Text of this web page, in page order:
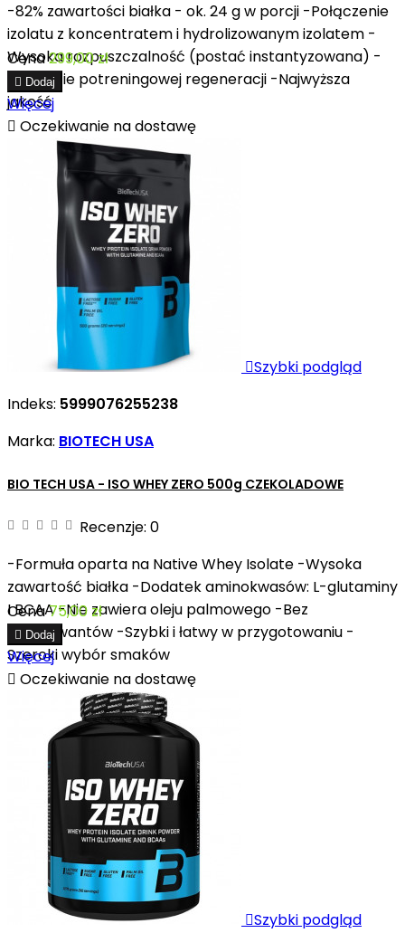
-82% zawartości białka - ok. 24 g w porcji -Połączenie
izolatu z koncentratem i hydrolizowanym izolatem -
Wysoka rozpuszczalność (postać instantyzowana) -
Wsparcie potreningowej regeneracji -Najwyższa
jakość
Cena299,00 zł
 Dodaj
Więcej
 Oczekiwanie na dostawę
Szybki podgląd
Indeks: 5999076255238
Marka: BIOTECH USA
BIO TECH USA - ISO WHEY ZERO 500g CZEKOLADOWE
Recenzje: 0
-Formuła oparta na Native Whey Isolate -Wysoka
zawartość białka -Dodatek aminokwasów: L-glutaminy
I BCAA -Nie zawiera oleju palmowego -Bez
konserwantów -Szybki i łatwy w przygotowaniu -
Szeroki wybór smaków
Cena75,00 zł
 Dodaj
Więcej
 Oczekiwanie na dostawę
Szybki podgląd